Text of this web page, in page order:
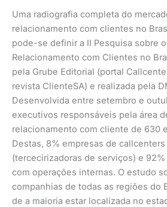
Uma radiografia completa do
relacionamento com clientes no
pode-se definir a II Pesquisa sobre
Relacionamento com Clientes no
pela Grube Editorial (portal
revista ClienteSA) e realizada pela
Desenvolvida entre setembro e
executivos responsáveis pela área
relacionamento com cliente de 630
Destas, 8% empresas de callcenters
(tercecirizadoras de serviços) e
com operações internas. O estudo
companhias de todas as regiões do
de a maioria estar localizada no